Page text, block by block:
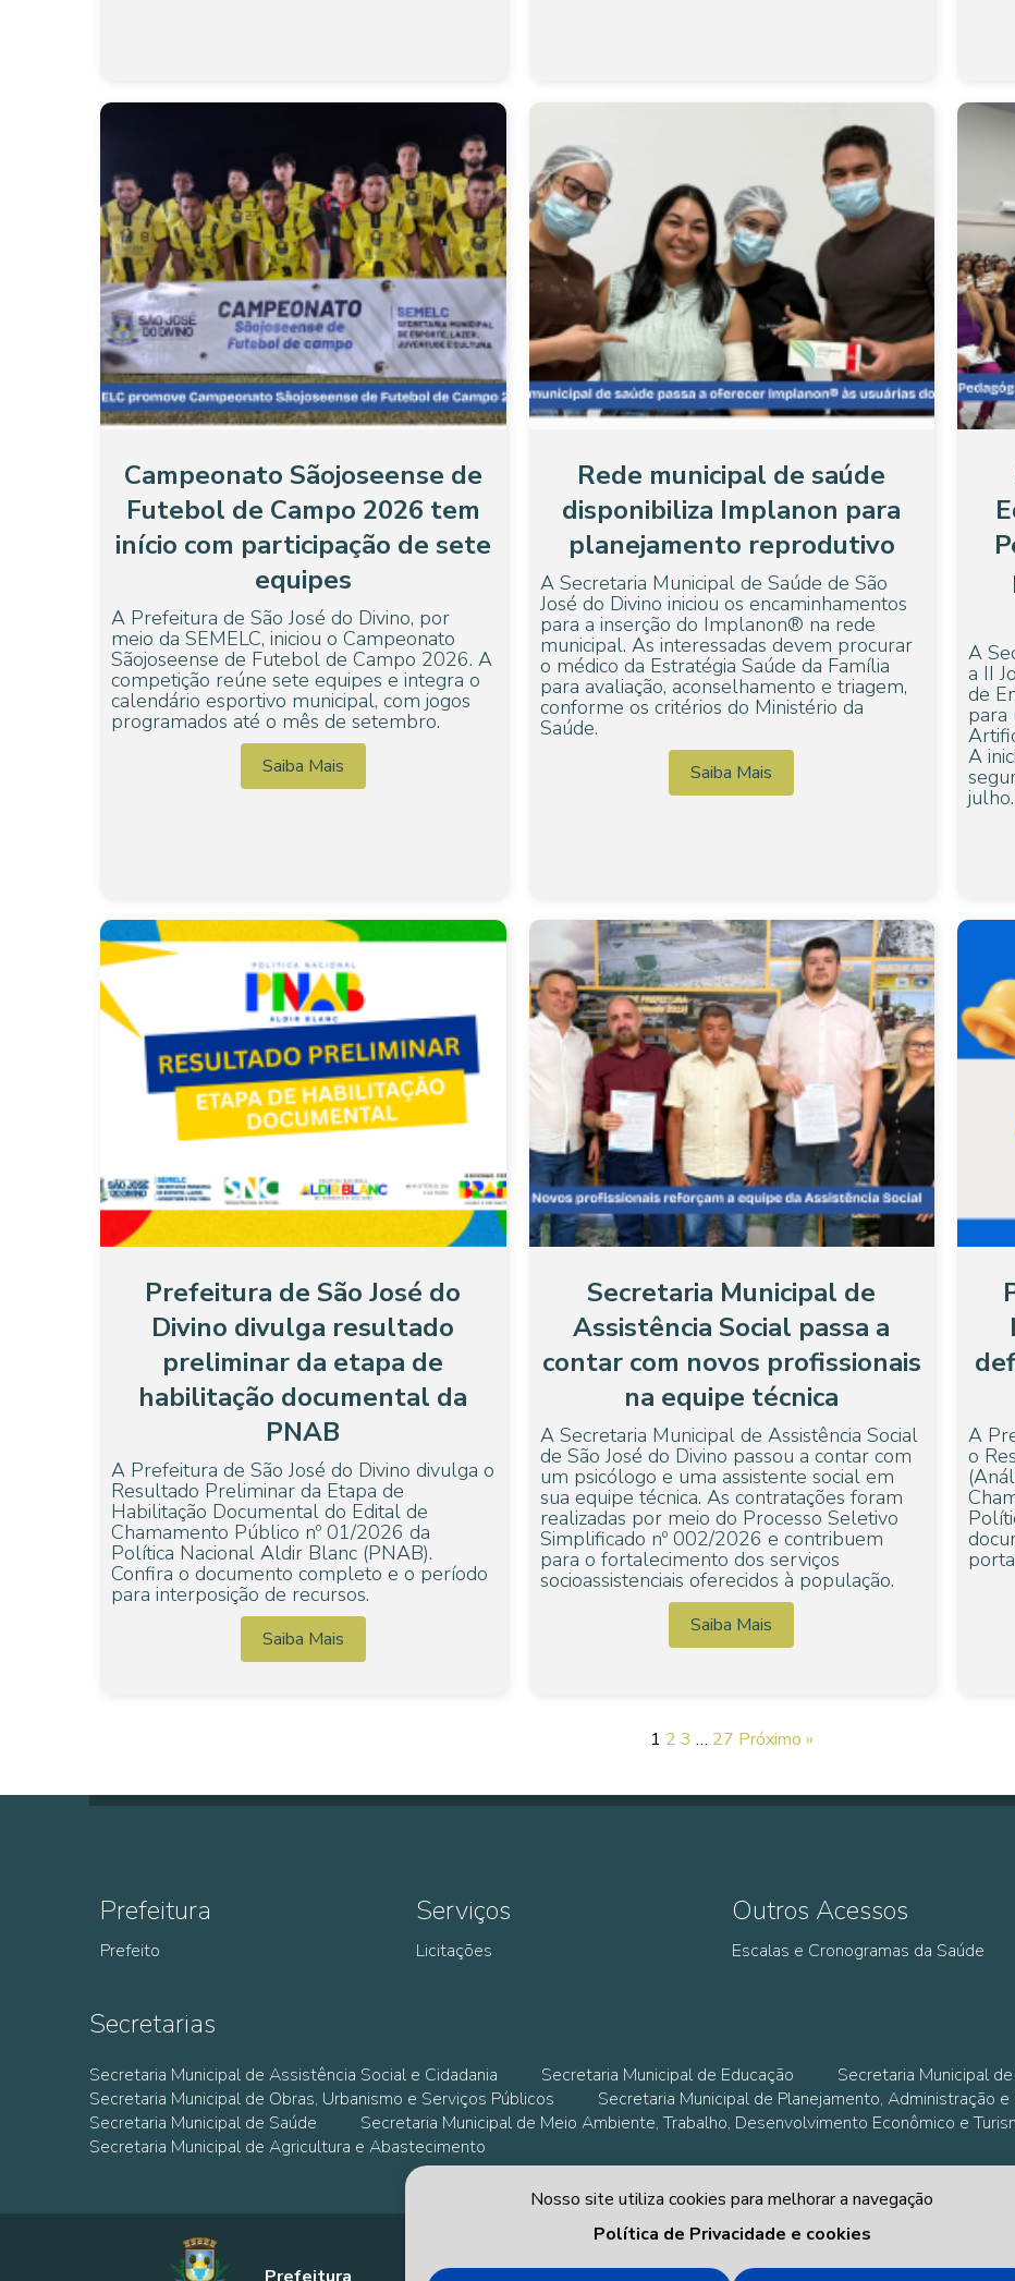
Campeonato Sãojoseense de
Futebol de Campo 2026 tem
início com participação de sete
equipes
A Prefeitura de São José do Divino, por
meio da SEMELC, iniciou o Campeonato
Sãojoseense de Futebol de Campo 2026. A
competição reúne sete equipes e integra o
calendário esportivo municipal, com jogos
programados até o mês de setembro.
Saiba Mais
Rede municipal de saúde
disponibiliza Implanon para
planejamento reprodutivo
A Secretaria Municipal de Saúde de São
José do Divino iniciou os encaminhamentos
para a inserção do Implanon® na rede
municipal. As interessadas devem procurar
o médico da Estratégia Saúde da Família
para avaliação, aconselhamento e triagem,
conforme os critérios do Ministério da
Saúde.
Saiba Mais
A
a II
de
para
A
julho.
Prefeitura de São José do
Divino divulga resultado
preliminar da etapa de
habilitação documental da
PNAB
A Prefeitura de São José do Divino divulga o
Resultado Preliminar da Etapa de
Habilitação Documental do Edital de
Chamamento Público nº 01/2026 da
Política Nacional Aldir Blanc (PNAB).
Confira o documento completo e o período
para interposição de recursos.
Saiba Mais
Secretaria Municipal de
Assistência Social passa a
contar com novos profissionais
na equipe técnica
A Secretaria Municipal de Assistência Social
de São José do Divino passou a contar com
um psicólogo e uma assistente social em
sua equipe técnica. As contratações foram
realizadas por meio do Processo Seletivo
Simplificado nº 002/2026 e contribuem
para o fortalecimento dos serviços
socioassistenciais oferecidos à população.
Saiba Mais
A
o
1 2 3 … 27 Próximo »
Prefeitura
Prefeito
Serviços
Licitações
Outros Acessos
Escalas e Cronogramas da Saúde
Secretarias
Secretaria Municipal de Assistência Social e Cidadania Secretaria Municipal de Educação
Secretaria Municipal
Secretaria Municipal de Obras, Urbanismo e Serviços Públicos
Secretaria Municipal de Planejamento, Administração e
Secretaria Municipal de Saúde
Secretaria Municipal de Meio Ambiente, Trabalho, Desenvolvimento Econômico e
Secretaria Municipal de Agricultura e Abastecimento
AVENIDA MANOEL DÍVINO -
Nosso site utiliza cookies para melhorar a navegação
Política de Privacidade e cookies